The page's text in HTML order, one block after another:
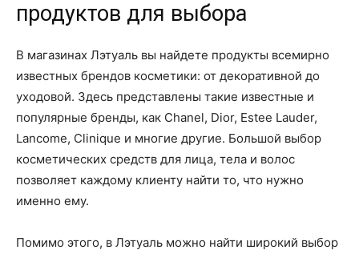
продуктов для выбора
В магазинах Лэтуаль вы найдете продукты всемирно
известных брендов косметики: от декоративной до
уходовой. Здесь представлены такие известные и
популярные бренды, как Chanel, Dior, Estee Lauder,
Lancome, Clinique и многие другие. Большой выбор
косметических средств для лица, тела и волос
позволяет каждому клиенту найти то, что нужно
именно ему.
Помимо этого, в Лэтуаль можно найти широкий выбор